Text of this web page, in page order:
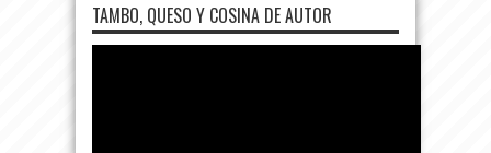
TAMBO, QUESO Y COSINA DE AUTOR